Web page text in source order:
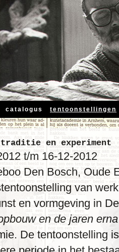
catalogus tentoonstellingen
traditie en experiment
t/m 16-12-2012
Den Bosch, Oude
van
en vormgeving in
en de jaren
De tentoonstelling